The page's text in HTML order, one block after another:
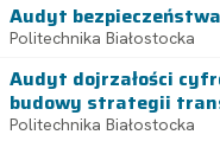
Audyt
Politechnika Białostocka
Audyt dojrzałości
budowy strategii
Politechnika Białostocka